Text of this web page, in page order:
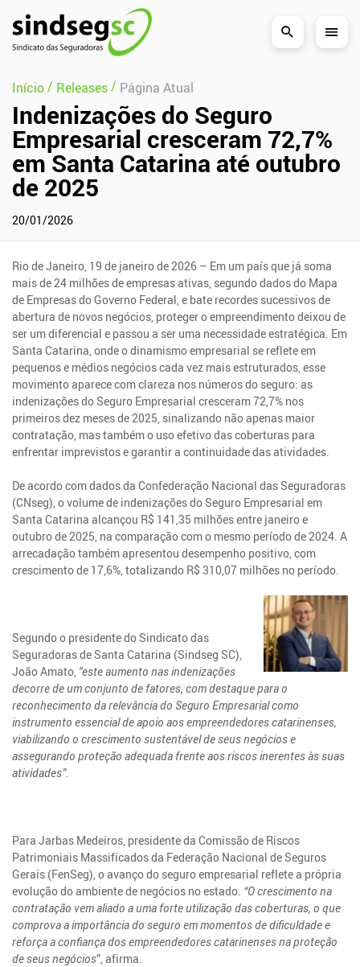
Pular Navegação (s)
Início/ Releases/ Página Atual
Indenizações do Seguro
Empresarial cresceram 72,7%
em Santa Catarina até outubro
de 2025
20/01/2026
Rio de Janeiro, 19 de janeiro de 2026 – Em um país que já soma
mais de 24 milhões de empresas ativas, segundo dados do Mapa
de Empresas do Governo Federal, e bate recordes sucessivos de
abertura de novos negócios, proteger o empreendimento deixou de
ser um diferencial e passou a ser uma necessidade estratégica. Em
Santa Catarina, onde o dinamismo empresarial se reflete em
pequenos e médios negócios cada vez mais estruturados, esse
movimento aparece com clareza nos números do seguro: as
indenizações do Seguro Empresarial cresceram 72,7% nos
primeiros dez meses de 2025, sinalizando não apenas maior
contratação, mas também o uso efetivo das coberturas para
enfrentar imprevistos e garantir a continuidade das atividades.
De acordo com dados da Confederação Nacional das Seguradoras
(CNseg), o volume de indenizações do Seguro Empresarial em
Santa Catarina alcançou R$ 141,35 milhões entre janeiro e
outubro de 2025, na comparação com o mesmo período de 2024. A
arrecadação também apresentou desempenho positivo, com
crescimento de 17,6%, totalizando R$ 310,07 milhões no período.
Segundo o presidente do Sindicato das
Seguradoras de Santa Catarina (Sindseg SC),
João Amato, "este aumento nas indenizações
decorre de um conjunto de fatores, com destaque para o
reconhecimento da relevância do Seguro Empresarial como
instrumento essencial de apoio aos empreendedores catarinenses,
viabilizando o crescimento sustentável de seus negócios e
assegurando proteção adequada frente aos riscos inerentes às suas
atividades”.
Para Jarbas Medeiros, presidente da Comissão de Riscos
Patrimoniais Massificados da Federação Nacional de Seguros
Gerais (FenSeg), o avanço do seguro empresarial reflete a própria
evolução do ambiente de negócios no estado. “O crescimento na
contratação vem aliado a uma forte utilização das coberturas, o que
comprova a importância do seguro em momentos de dificuldade e
reforça a confiança dos empreendedores catarinenses na proteção
de seus negócios”, afirma.